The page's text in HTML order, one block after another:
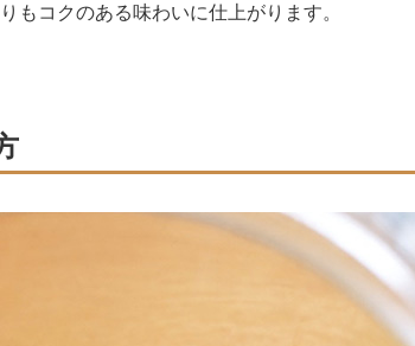
もコクのある味わいに仕上がります。